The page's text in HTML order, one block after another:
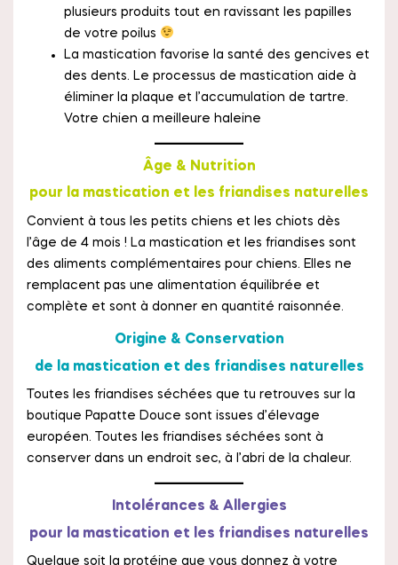
plusieurs produits tout en ravissant les papilles
de votre poilus
La mastication favorise la santé des gencives et
des dents. Le processus de mastication aide à
éliminer la plaque et l’accumulation de tartre.
Votre chien a meilleure haleine
Âge & Nutrition
pour la mastication et les friandises naturelles
Convient à tous les petits chiens et les chiots dès
l’âge de 4 mois ! La mastication et les friandises sont
des aliments complémentaires pour chiens. Elles ne
remplacent pas une alimentation équilibrée et
complète et sont à donner en quantité raisonnée.
Origine & Conservation
de la mastication et des friandises naturelles
Toutes les friandises séchées que tu retrouves sur la
boutique Papatte Douce sont issues d’élevage
européen. Toutes les friandises séchées sont à
conserver dans un endroit sec, à l’abri de la chaleur.
Intolérances & Allergies
pour la mastication et les friandises naturelles
Quelque soit la protéine que vous donnez à votre